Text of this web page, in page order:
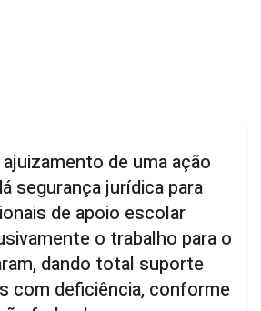
segurança jurídica para
de apoio escolar
o trabalho para o
dando total suporte
com deficiência, conforme
federal